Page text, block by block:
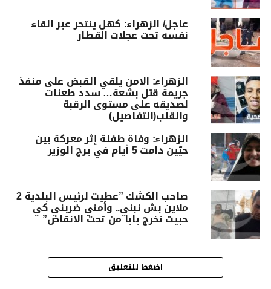
عاجل/ الزهراء: كهل ينتحر عبر القاء
نفسه تحت عجلات القطار
الزهراء: الامن يلقي القبض على منفذ
جريمة قتل بشعة… سدد طعنات
لصديقه على مستوى الرقبة
والقلب(التفاصيل)
الزهراء: وفاة طفلة إثر معركة بين
حيّين دامت 5 أيام في برج الوزير
صاحب الكشك ”عطيت لرئيس البلدية 2
ملاين بش نبني.. وأمني ضربني كي
حبيت نخرج بابا من تحت الانقاض”
اضغط للتعليق